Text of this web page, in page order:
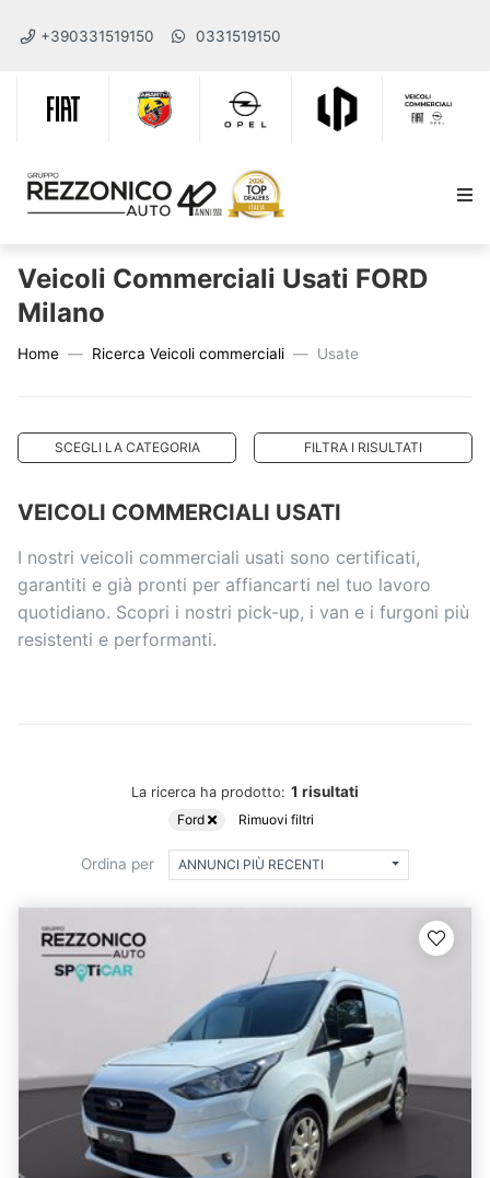
+390331519150 0331519150
Veicoli Commerciali Usati FORD
Milano
Home Ricerca Veicoli commerciali Usate
SCEGLI LA CATEGORIA FILTRA I RISULTATI
VEICOLI COMMERCIALI USATI
I nostri veicoli commerciali usati sono certificati,
garantiti e già pronti per affiancarti nel tuo lavoro
quotidiano. Scopri i nostri pick-up, i van e i furgoni più
resistenti e performanti.
La ricerca ha prodotto: 1 risultati
Ford Rimuovi filtri
Ordina per ANNUNCI PIÙ RECENTI